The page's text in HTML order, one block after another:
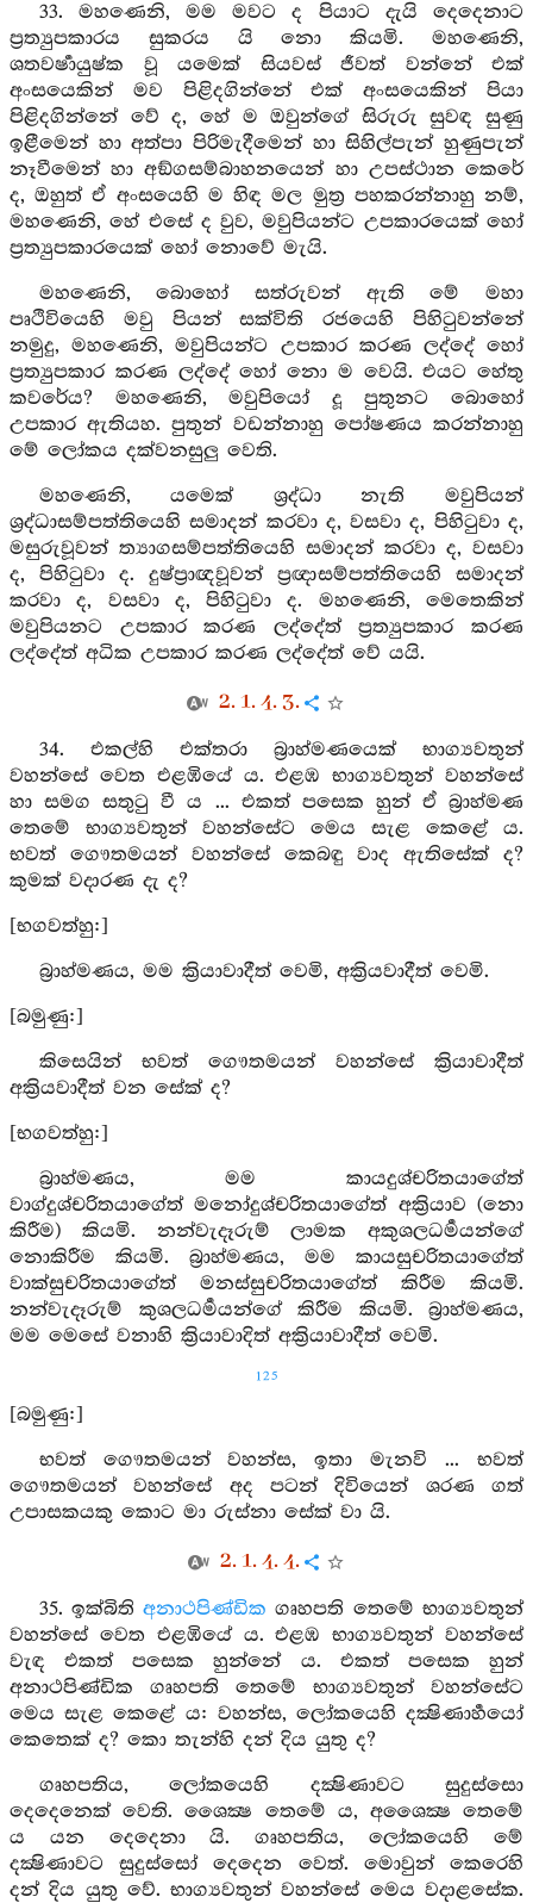
33. මහණෙනි, මම මවට ද පියාට දැයි දෙදෙනාට
ප්‍රත්‍යුපකාරය සුකරය යි නො කියමි. මහණෙනි,
ශතවර්‍ෂායුෂ්ක වූ යමෙක් සියවස් ජීවත් වන්නේ එක්
අංසයෙකින් මව පිළිදගින්නේ එක් අංසයෙකින් පියා
පිළිදගින්නේ වේ ද, හේ ම ඔවුන්ගේ සිරුරු සුවඳ සුණු
ඉළීමෙන් හා අත්පා පිරිමැදීමෙන් හා සිහිල්පැන් හුණුපැන්
නෑවීමෙන් හා අඞ්ගසම්බාහනයෙන් හා උපස්ථාන කෙරේ
ද, ඔහුත් ඒ අංසයෙහි ම හිඳ මල මුත්‍ර පහකරන්නාහු නම්,
මහණෙනි, හේ එසේ ද වුව, මවුපියන්ට උපකාරයෙක් හෝ
ප්‍රත්‍යුපකාරයෙක් හෝ නොවේ මැයි.
මහණෙනි, බොහෝ සත්රුවන් ඇති මේ මහා
පෘථිවියෙහි මවු පියන් සක්විති රජයෙහි පිහිටුවන්නේ
නමුදු, මහණෙනි, මවුපියන්ට උපකාර කරණ ලද්දේ හෝ
ප්‍රත්‍යුපකාර කරණ ලද්දේ හෝ නො ම වෙයි. එයට හේතු
කවරේය? මහණෙනි, මවුපියෝ දූ පුතුනට බොහෝ
උපකාර ඇතියහ. පුතුන් වඩන්නාහු පෝෂණය කරන්නාහු
මේ ලෝකය දක්වනසුලු වෙති.
මහණෙනි, යමෙක් ශ්‍රද්ධා නැති මවුපියන්
ශ්‍රද්ධාසම්පත්තියෙහි සමාදන් කරවා ද, වසවා ද, පිහිටුවා ද,
මසුරුවූවන් ත්‍යාගසම්පත්තියෙහි සමාදන් කරවා ද, වසවා
ද, පිහිටුවා ද. දුෂ‍්ප්‍රාඥවූවන් ප්‍රඥාසම්පත්තියෙහි සමාදන්
කරවා ද, වසවා ද, පිහිටුවා ද. මහණෙනි, මෙතෙකින්
මවුපියනට උපකාර කරණ ලද්දේත් ප්‍රත්‍යුපකාර කරණ
ලද්දේත් අධික උපකාර කරණ ලද්දේත් වේ යයි.
2. 1. 4. 3.
34. එකල්හි එක්තරා බ්‍රාහ්මණයෙක් භාග්‍යවතුන්
වහන්සේ වෙත එළඹියේ ය. එළඹ භාග්‍යවතුන් වහන්සේ
හා සමග සතුටු වී ය ... එකත් පසෙක හුන් ඒ බ්‍රාහ්මණ
තෙමේ භාග්‍යවතුන් වහන්සේට මෙය සැළ කෙළේ ය.
භවත් ගෞතමයන් වහන්සේ කෙබඳු වාද ඇතිසේක් ද?
කුමක් වදාරණ දැ ද?
[භගවත්හු:]
බ්‍රාහ්මණය, මම ක්‍රියාවාදීත් වෙමි, අක්‍රියවාදීත් වෙමි.
[බමුණු:]
කිසෙයින් භවත් ගෞතමයන් වහන්සේ ක්‍රියාවාදීත්
අක්‍රියවාදීත් වන සේක් ද?
[භගවත්හු:]
බ්‍රාහ්මණය, මම කායදුශ්චරිතයාගේත්
වාග්දුශ්චරිතයාගේත් මනෝදුශ්චරිතයාගේත් අක්‍රියාව (නො
කිරීම) කියමි. නන්වැදෑරුම් ලාමක අකුශලධර්‍මයන්ගේ
නොකිරීම කියමි. බ්‍රාහ්මණය, මම කායසුචරිතයාගේත්
වාක්සුචරිතයාගේත් මනස්සුචරිතයාගේත් කිරීම කියමි.
නන්වැදෑරුම් කුශලධර්‍මයන්ගේ කිරීම කියමි. බ්‍රාහ්මණය,
මම මෙසේ වනාහි ක්‍රියාවාදිත් අක්‍රියාවාදීත් වෙමි.
125
[බමුණු:]
භවත් ගෞතමයන් වහන්ස, ඉතා මැනවි ... භවත්
ගෞතමයන් වහන්සේ අද පටන් දිවියෙන් ශරණ ගත්
උපාසකයකු කොට මා රුස්නා සේක් වා යි.
2. 1. 4. 4.
35. ඉක්බිතිඅනාථපිණ්ඩික ගෘහපති තෙමේ භාග්‍යවතුන්
වහන්සේ වෙත එළඹියේ ය. එළඹ භාග්‍යවතුන් වහන්සේ
වැඳ එකත් පසෙක හුන්නේ ය. එකත් පසෙක හුන්
අනාථපිණ්ඩික ගෘහපති තෙමේ භාග්‍යවතුන් වහන්සේට
මෙය සැළ කෙළේ ය: වහන්ස, ලෝකයෙහි දක්‍ෂිණාර්‍හයෝ
කෙතෙක් ද? කො තැන්හි දන් දිය යුතු ද?
ගෘහපතිය, ලෝකයෙහි දක්‍ෂිණාවට සුදුස්සො
දෙදෙනෙක් වෙති. ශෛක්‍ෂ තෙමේ ය, අශෛක්‍ෂ තෙමේ
ය යන දෙදෙනා යි. ගෘහපතිය, ලෝකයෙහි මේ
දක්‍ෂිණාවට සුදුස්සෝ දෙදෙන වෙත්. මොවුන් කෙරෙහි
දන් දිය යුතු වේ. භාග්‍යවතුන් වහන්සේ මෙය වදාළසේක.